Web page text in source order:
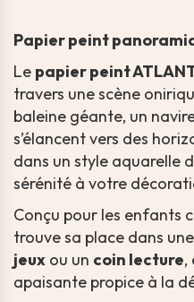
Papier peint
Le papier peint
travers une scène
baleine géante, un
s’élancent vers des
dans un style aquarelle
sérénité à votre
Conçu pour les enfants
trouve sa place dans une
jeux ou un coin lecture,
apaisante propice à la